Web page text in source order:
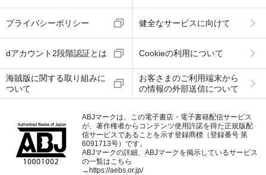
プライバシーポリシー 健全なサービスに向けて
dアカウント2段階認証とは Cookieの利用について
海賊版に関する取り組みに
ついて
お客さまのご利用端末から
の情報の外部送信について
ABJマークは、この電子書店・電子書籍配信サービス
が、著作権者からコンテンツ使用許諾を得た正規版配
信サービスであることを示す登録商標（登録番号 第
6091713号）です。
ABJマークの詳細、ABJマークを掲示しているサービス
の一覧はこちら
→https://aebs.or.jp/